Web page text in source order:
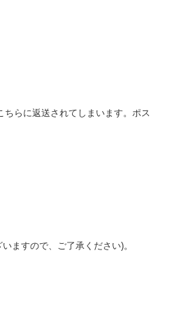
らに返送されてしまいます。ポス
ますので、ご了承ください)。